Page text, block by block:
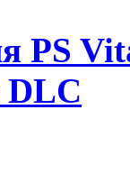
PS
DLC